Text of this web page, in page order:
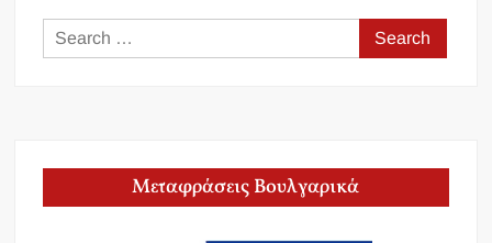
Search
for:
Μεταφράσεις Βουλγαρικά